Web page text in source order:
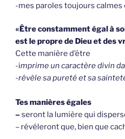
-mes paroles toujours calmes
«Être constamment égal à
est le propre de Dieu et des
Cette manière d’être
-imprime un caractère divin
-révèle sa pureté et sa
Tes manières égales
–seront la lumière qui
– révéleront que, bien que